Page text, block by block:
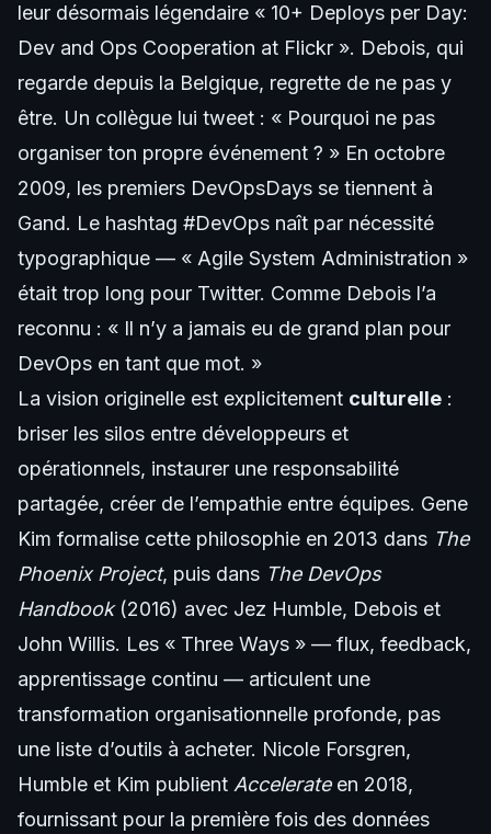
leur désormais légendaire « 10+ Deploys per Day:
Dev and Ops Cooperation at Flickr ». Debois, qui
regarde depuis la Belgique, regrette de ne pas y
être. Un collègue lui tweet : « Pourquoi ne pas
organiser ton propre événement ? » En octobre
2009, les premiers DevOpsDays se tiennent à
Gand. Le hashtag #DevOps naît par nécessité
typographique — « Agile System Administration »
était trop long pour Twitter. Comme Debois l’a
reconnu : « Il n’y a jamais eu de grand plan pour
DevOps en tant que mot. »
La vision originelle est explicitement culturelle :
briser les silos entre développeurs et
opérationnels, instaurer une responsabilité
partagée, créer de l’empathie entre équipes. Gene
Kim formalise cette philosophie en 2013 dans The
Phoenix Project, puis dans The DevOps
Handbook(2016) avec Jez Humble, Debois et
John Willis. Les « Three Ways » — flux, feedback,
apprentissage continu — articulent une
transformation organisationnelle profonde, pas
une liste d’outils à acheter. Nicole Forsgren,
Humble et Kim publient Accelerateen 2018,
fournissant pour la première fois des données